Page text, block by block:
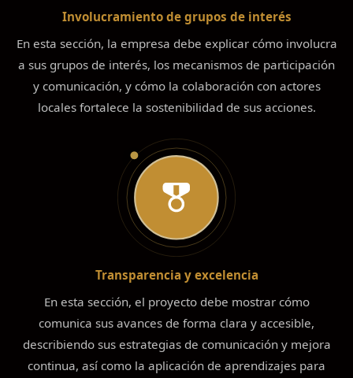
Involucramiento de grupos de interés
En esta sección, la empresa debe explicar cómo involucra
a sus grupos de interés, los mecanismos de participación
y comunicación, y cómo la colaboración con actores
locales fortalece la sostenibilidad de sus acciones.
Transparencia y excelencia
En esta sección, el proyecto debe mostrar cómo
comunica sus avances de forma clara y accesible,
describiendo sus estrategias de comunicación y mejora
continua, así como la aplicación de aprendizajes para